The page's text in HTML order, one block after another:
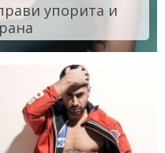
упорита и